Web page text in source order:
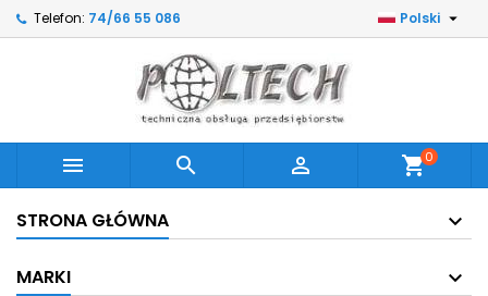
Telefon: 74/66 55 086 Polski 
   shopping_cart0
STRONA GŁÓWNA
MARKI